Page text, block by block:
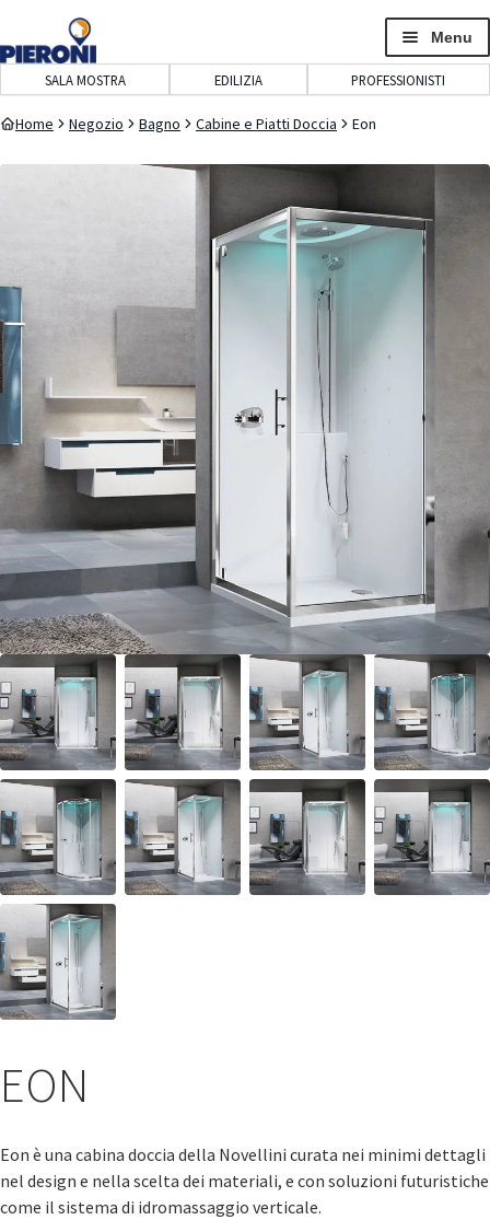
navigazione
contenuto
Menu
SALA MOSTRA EDILIZIA PROFESSIONISTI
Home Negozio Bagno Cabine e Piatti Doccia Eon
EON
Eon è una cabina doccia della Novellini curata nei minimi dettagli
nel design e nella scelta dei materiali, e con soluzioni futuristiche
come il sistema di idromassaggio verticale.